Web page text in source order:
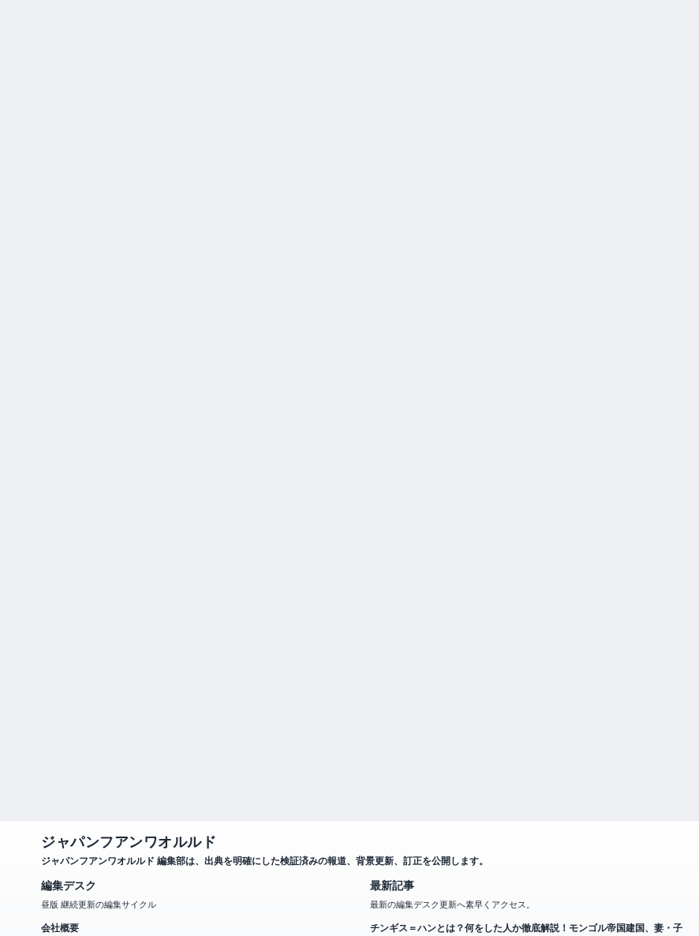
ジャパンフアンワオルルド
ジャパンフアンワオルルド 編集部は、出典を明確にした検証済みの報道、背景更新、訂正を公開します。
編集デスク
昼版 継続更新の編集サイクル
会社概要
最新記事
最新の編集デスク更新へ素早くアクセス。
チンギス＝ハンとは？何をした人か徹底解説！モンゴル帝国建国、妻・子